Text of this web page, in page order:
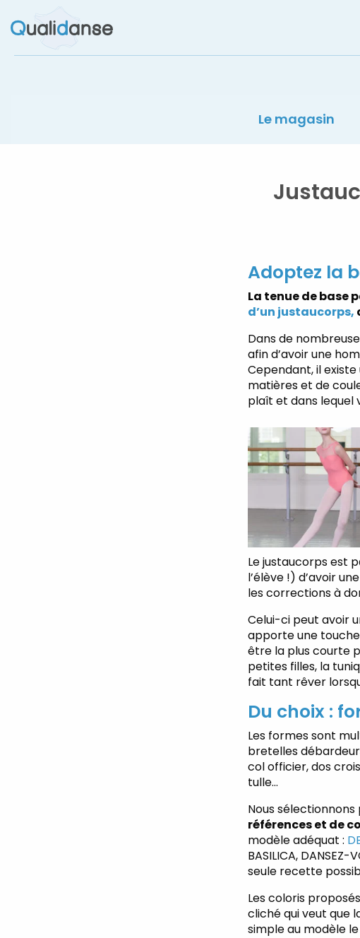
Le magasin
Adoptez la
La tenue de base
d’un justaucorps,
Dans de
afin d’avoir une
Cependant, il
matières et de
plaît et dans lequel
Le justaucorps est
l’élève !) d’avoir
les corrections à
Celui-ci peut avoir
apporte une
être la plus courte
petites filles, la
fait tant rêver
Du choix :
Les formes sont
bretelles
col officier, dos
tulle…
Nous
références et de
modèle adéquat :
BASILICA,
seule recette
Les coloris
cliché qui veut que
simple au modèle